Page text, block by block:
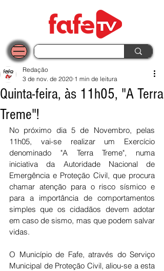
Quinta-feira, às 11h05, "A Terra
Treme"!
Redação
3 de nov. de 2020 1 min de leitura
No próximo dia 5 de Novembro, pelas
11h05, vai-se realizar um Exercício
denominado "A Terra Treme", numa
iniciativa da Autoridade Nacional de
Emergência e Proteção Civil, que procura
chamar atenção para o risco sísmico e
para a importância de comportamentos
simples que os cidadãos devem adotar
em caso de sismo, mas que podem salvar
vidas.
O Município de Fafe, através do Serviço
Municipal de Proteção Civil, aliou-se a esta